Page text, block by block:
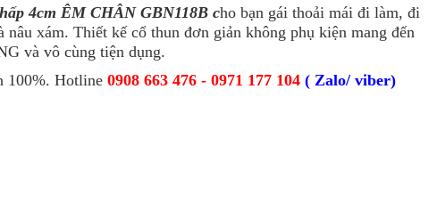
4cm ÊM CHÂN GBN118B cho bạn gái thoải mái đi làm, đi
xám. Thiết kế cổ thun đơn giản không phụ kiện mang đến
và vô cùng tiện dụng.
100%. Hotline 0908 663 476 - 0971 177 104 ( Zalo/ viber)